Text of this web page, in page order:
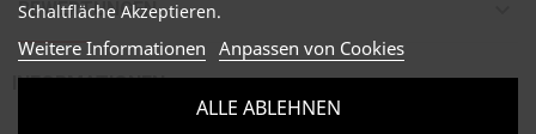
BEWERTUNGEN
INFORMATIONEN 
Schaltfläche Akzeptieren.
Weitere Informationen Anpassen von Cookies
ALLE ABLEHNEN